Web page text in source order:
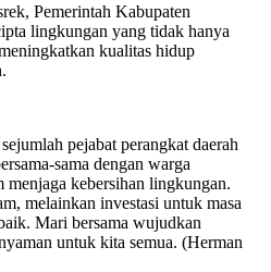
Pemerintah Kabupaten
lingkungan yang tidak hanya
kualitas hidup
pejabat perangkat daerah
sama dengan warga
kebersihan lingkungan.
melainkan investasi untuk masa
Mari bersama wujudkan
untuk kita semua. (Herman